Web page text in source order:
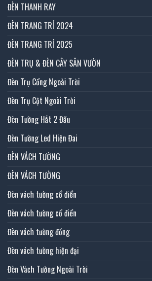
ĐÈN THANH RAY
ĐÈN TRANG TRÍ 2024
ĐÈN TRANG TRÍ 2025
ĐÈN TRỤ & ĐÈN CÂY SÂN VƯỜN
Đèn Trụ Cổng Ngoài Trời
Đèn Trụ Cột Ngoài Trời
Đèn Tường Hắt 2 Đầu
Đèn Tường Led Hiện Đai
ĐÈN VÁCH TƯỜNG
ĐÈN VÁCH TƯỜNG
Đèn vách tường cổ điển
Đèn vách tường cổ điển
Đèn vách tường đồng
Đèn vách tường hiện đại
Đèn Vách Tường Ngoài Trời